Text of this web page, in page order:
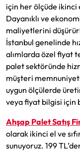
için her ölçüde ikinci
Dayanıklı ve
maliyetlerini
İstanbul genelinde
alımlarda özel fiyat
palet sektöründe
müşteri memnuniyeti
uygun ölçülerde
veya fiyat bilgisi için
Ahşap Palet Satış
olarak ikinci el ve
sunuyoruz. 199